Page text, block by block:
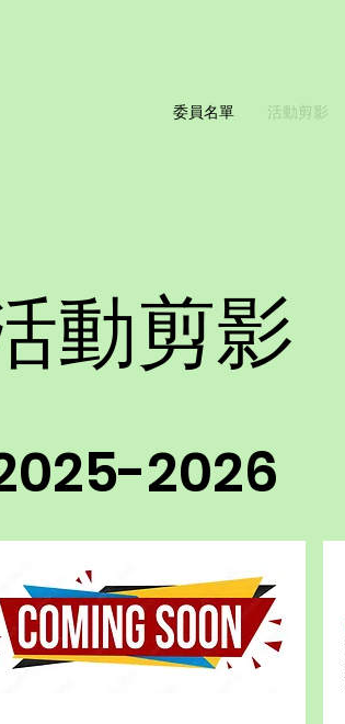
委員名單 活動剪影
動剪影
2026